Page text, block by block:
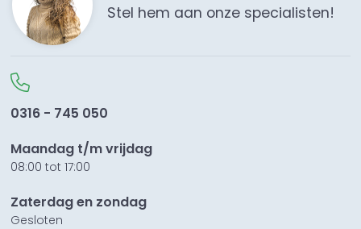
Stel hem aan onze specialisten!
0316 - 745 050
Maandag t/m vrijdag
08:00 tot 17:00
Zaterdag en zondag
Gesloten